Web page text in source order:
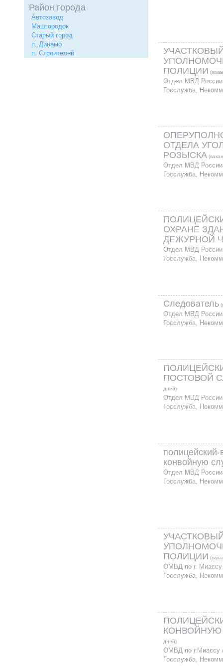
ПОЛИЦИИ
Отдел МВД России
Госслужба,
ОТДЕЛА
РОЗЫСКА
Отдел МВД России
Госслужба,
ОХРАНЕ
ДЕЖУРНОЙ
Отдел МВД России
Госслужба,
Следователь
Отдел МВД России
Госслужба,
ПОСТОВОЙ
дней)
Отдел МВД России
Госслужба,
полицейский-
конвойную
Отдел МВД России
Госслужба,
ПОЛИЦИИ
ОМВД по г.
Госслужба,
КОНВОЙНУЮ
дней)
ОМВД по г.Миассу
Госслужба,
Район города
Автозавод
Машгородок
Старый город
п. Динамо
п. Строителей